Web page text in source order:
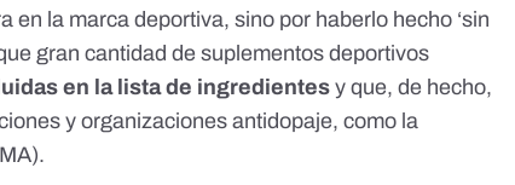
en la marca deportiva, sino por haberlo hecho ‘sin
gran cantidad de suplementos deportivos
en la lista de ingredientes y que, de hecho,
y organizaciones antidopaje, como la